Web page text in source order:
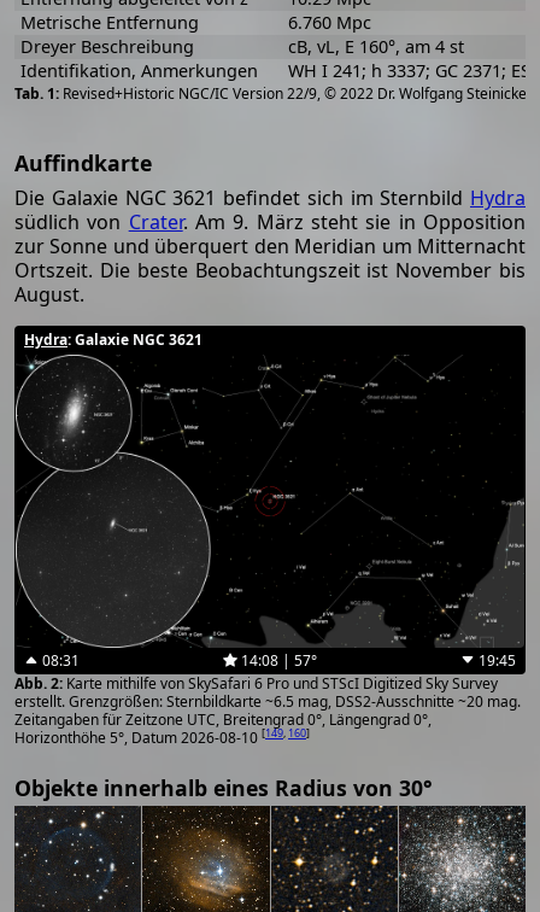
Revised+Historic NGC/IC Version 22/9, © 2022 Dr. Wolfgang Steinicke
Metrische Entfernung
6.760 Mpc
Dreyer Beschreibung
cB, vL, E 160°, am 4 st
Identifikation, Anmerkungen
WH I 241; h 3337; GC 2371;
Auffindkarte
Die Galaxie NGC 3621 befindet sich im Sternbild Hydra
südlich von Crater. Am 9. März steht sie in Opposition
zur Sonne und überquert den Meridian um Mitternacht
Ortszeit. Die beste Beobachtungszeit ist November bis
August.
Hydra: Galaxie NGC 3621
08:31 14:08 | 57°
19:45
Karte mithilfe von SkySafari 6 Pro und STScI Digitized Sky Survey
erstellt. Grenzgrößen: Sternbildkarte ~6.5 mag, DSS2-Ausschnitte ~20 mag.
Zeitangaben für Zeitzone UTC, Breitengrad 0°, Längengrad 0°,
Horizonthöhe 5°, Datum 2026-08-10 [149, 160]
Objekte innerhalb eines Radius von 30°